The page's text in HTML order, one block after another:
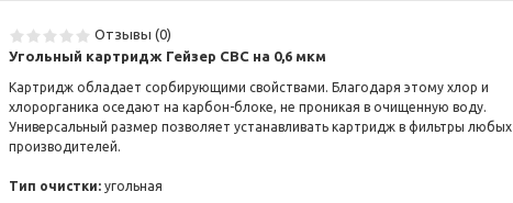
Отзывы (0)
Угольный картридж Гейзер CBC на 0,6 мкм
Картридж обладает сорбирующими свойствами. Благодаря этому хлор и
хлорорганика оседают на карбон-блоке, не проникая в очищенную воду.
Универсальный размер позволяет устанавливать картридж в фильтры любых
производителей.
Тип очистки: угольная